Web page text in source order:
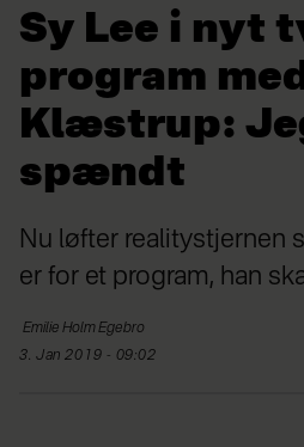
Sy Lee i nyt
program
Klæstrup:
spændt
Nu løfter realitystjernen
er for et program, han
Emilie HolmEgebro
3. Jan 2019 - 09:02